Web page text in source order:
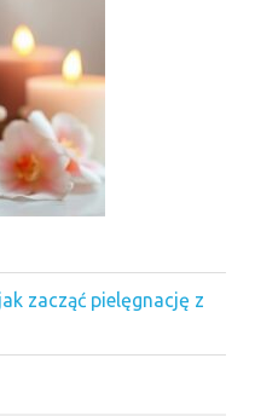
zacząć pielęgnację z